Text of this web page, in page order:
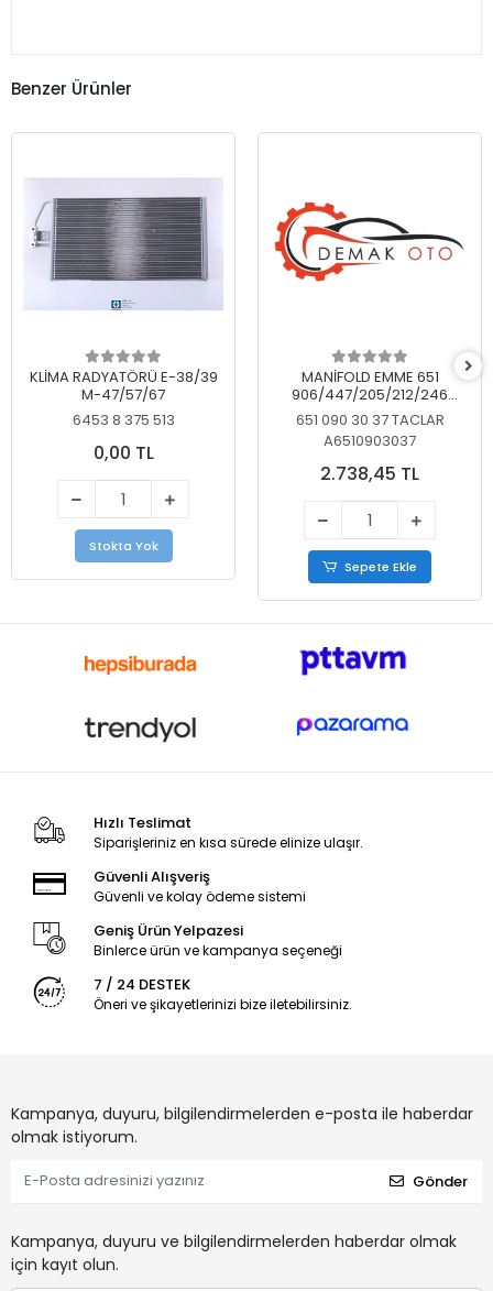
Benzer Ürünler
KLİMA RADYATÖRÜ E-38/39
M-47/57/67
6453 8 375 513
0,00 TL
Stokta Yok
MANİFOLD EMME 651
906/447/205/212/246
KELEBEKSİZ
651 090 30 37 TACLAR
A6510903037
2.738,45 TL
Sepete Ekle
Hızlı Teslimat
Siparişleriniz en kısa sürede elinize ulaşır.
Güvenli Alışveriş
Güvenli ve kolay ödeme sistemi
Geniş Ürün Yelpazesi
Binlerce ürün ve kampanya seçeneği
7 / 24 DESTEK
Öneri ve şikayetlerinizi bize iletebilirsiniz.
Kampanya, duyuru, bilgilendirmelerden e-posta ile haberdar
olmak istiyorum.
Gönder
Kampanya, duyuru ve bilgilendirmelerden haberdar olmak
için kayıt olun.